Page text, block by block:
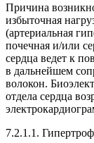
Причина
избыточная
(артериальная
почечная и/или
сердца ведет к
в дальнейшем
волокон.
отдела сердца
7.2.1.1.